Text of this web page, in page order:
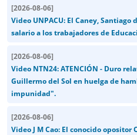
[2026-08-06]
Video UNPACU: El Caney,
salario a los trabajadores de
[2026-08-06]
Video NTN24: ATENCIÓN - Duro
Guillermo del Sol en huelga de
impunidad".
[2026-08-06]
Video J M Cao: El conocido opositor